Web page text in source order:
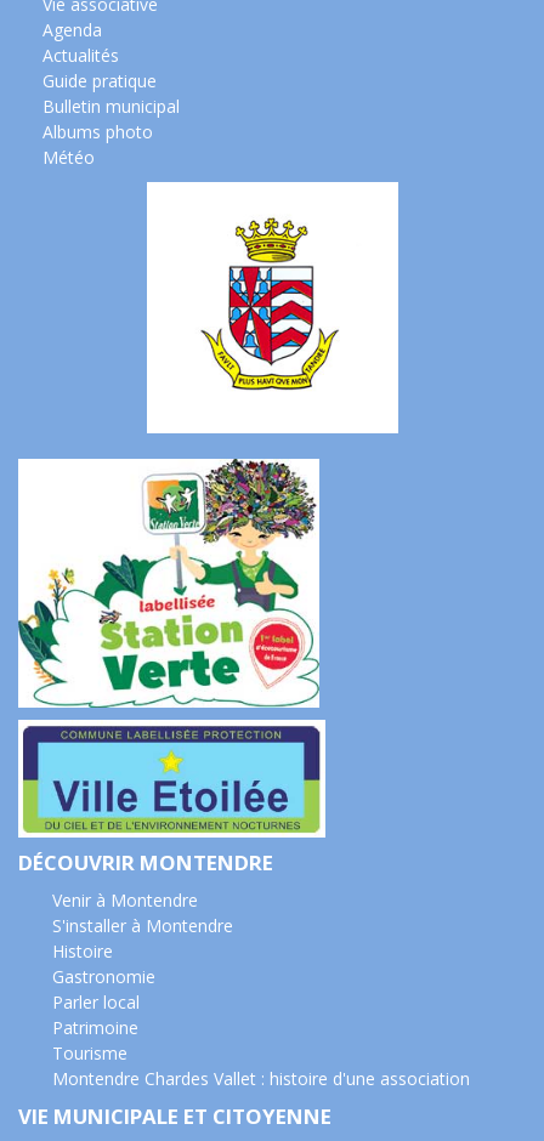
Agenda
Actualités
Guide pratique
Bulletin municipal
Albums photo
Météo
DÉCOUVRIR MONTENDRE
Venir à Montendre
S'installer à Montendre
Histoire
Gastronomie
Parler local
Patrimoine
Tourisme
Montendre Chardes Vallet : histoire d'une association
VIE MUNICIPALE ET CITOYENNE